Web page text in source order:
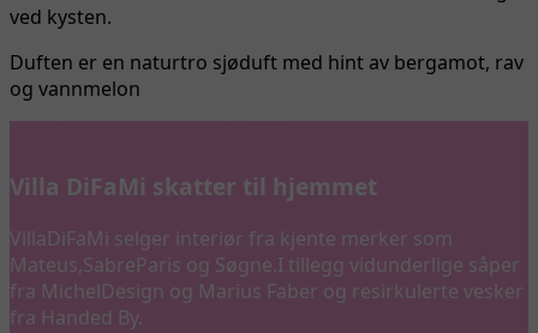
ved kysten.
Duften er en naturtro sjøduft med hint av bergamot, rav
og vannmelon
Villa DiFaMi skatter til hjemmet
VillaDiFaMi selger interiør fra kjente merker som
Mateus,SabreParis og Søgne.I tillegg vidunderlige såper
fra MichelDesign og Marius Faber og resirkulerte vesker
fra Handed By.